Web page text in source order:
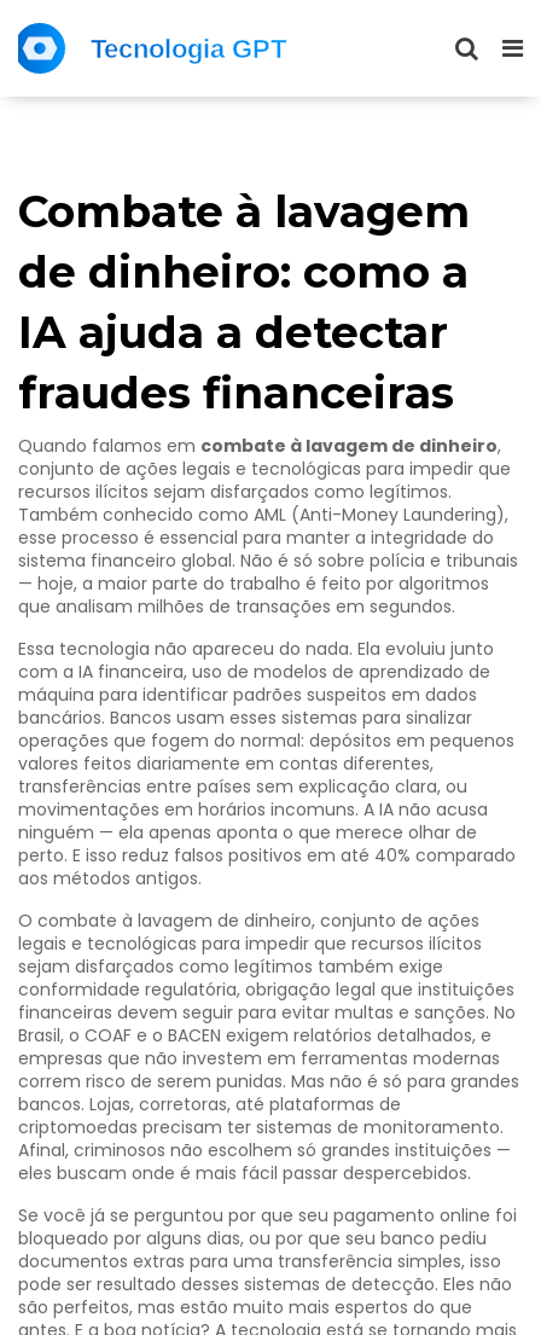
Combate à lavagem
de dinheiro: como a
IA ajuda a detectar
fraudes financeiras
Quando falamos em combate à lavagem de dinheiro,
conjunto de ações legais e tecnológicas para impedir que
recursos ilícitos sejam disfarçados como legítimos.
Também conhecido como AML (Anti-Money Laundering),
esse processo é essencial para manter a integridade do
sistema financeiro global. Não é só sobre polícia e tribunais
— hoje, a maior parte do trabalho é feito por algoritmos
que analisam milhões de transações em segundos.
Essa tecnologia não apareceu do nada. Ela evoluiu junto
com a IA financeira, uso de modelos de aprendizado de
máquina para identificar padrões suspeitos em dados
bancários. Bancos usam esses sistemas para sinalizar
operações que fogem do normal: depósitos em pequenos
valores feitos diariamente em contas diferentes,
transferências entre países sem explicação clara, ou
movimentações em horários incomuns. A IA não acusa
ninguém — ela apenas aponta o que merece olhar de
perto. E isso reduz falsos positivos em até 40% comparado
aos métodos antigos.
O combate à lavagem de dinheiro, conjunto de ações
legais e tecnológicas para impedir que recursos ilícitos
sejam disfarçados como legítimos também exige
conformidade regulatória, obrigação legal que instituições
financeiras devem seguir para evitar multas e sanções. No
Brasil, o COAF e o BACEN exigem relatórios detalhados, e
empresas que não investem em ferramentas modernas
correm risco de serem punidas. Mas não é só para grandes
bancos. Lojas, corretoras, até plataformas de
criptomoedas precisam ter sistemas de monitoramento.
Afinal, criminosos não escolhem só grandes instituições —
eles buscam onde é mais fácil passar despercebidos.
Se você já se perguntou por que seu pagamento online foi
bloqueado por alguns dias, ou por que seu banco pediu
documentos extras para uma transferência simples, isso
pode ser resultado desses sistemas de detecção. Eles não
são perfeitos, mas estão muito mais espertos do que
antes. E a boa notícia? A tecnologia está se tornando mais